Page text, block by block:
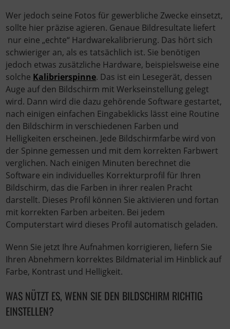
Wer jedoch seine Fotos für gewerbliche Zwecke einsetzt,
sollte hier präzise agieren. Genaue Bildresultate liefert
nur eine „echte“ Hardwarekalibrierung. Das hört sich
schwieriger an, als es tatsächlich ist. Sie benötigen
jedoch etwas zusätzliche Hardware, beispielsweise eine
solche Kalibrierspinne. Das ist ein Lesegerät, dessen
Auge auf den Bildschirm mit Werkseinstellung gelegt
wird. Dann wird die dazu gehörende Software gestartet,
nach einigen einfachen Eingabeklicks lässt eine Routine
den Bildschirm in verschiedenen Farben und
Helligkeiten erscheinen. Jede Bildschirmfarbe wird von
der Spinne gemessen und mit dem korrekten Farbwert
verglichen. Nach einigen Minuten berechnet die
Software ein individuelles Korrekturprofil für Ihren
Bildschirm, das die Farben in ihrer realen Pracht
darstellt. Dieses Profil können Sie aktivieren und fortan
mit korrekten Farben arbeiten. Bei jedem
Computerstart wird dieses Profil automatisch geladen.
Wenn Sie jetzt Ihre Aufnahmen korrigieren, liefern Sie
Ihren Abnehmern korrektes Bildmaterial im Hinblick auf
Farbe, Kontrast und Helligkeit.
WAS NÜTZT ES, WENN SIE DEN BILDSCHIRM RICHTIG
EINSTELLEN?